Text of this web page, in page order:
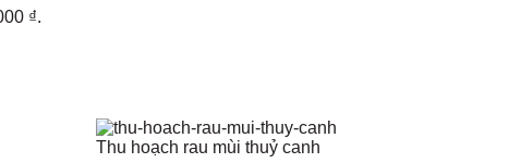
₫.
Thu hoạch rau mùi thuỷ canh